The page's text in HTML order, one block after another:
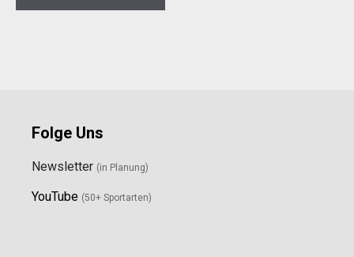
Folge Uns
Newsletter (in Planung)
YouTube (50+ Sportarten)